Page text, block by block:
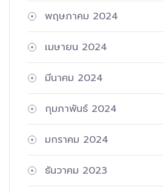
พฤษภาคม 2024
เมษายน 2024
มีนาคม 2024
กุมภาพันธ์ 2024
มกราคม 2024
ธันวาคม 2023